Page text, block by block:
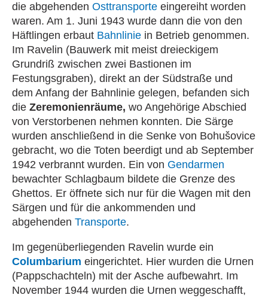
die abgehenden Osttransporte eingereiht worden
waren. Am 1. Juni 1943 wurde dann die von den
Häftlingen erbaut Bahnlinie in Betrieb genommen.
Im Ravelin (Bauwerk mit meist dreieckigem
Grundriß zwischen zwei Bastionen im
Festungsgraben), direkt an der Südstraße und
dem Anfang der Bahnlinie gelegen, befanden sich
die Zeremonienräume, wo Angehörige Abschied
von Verstorbenen nehmen konnten. Die Särge
wurden anschließend in die Senke von Bohušovice
gebracht, wo die Toten beerdigt und ab September
1942 verbrannt wurden. Ein von Gendarmen
bewachter Schlagbaum bildete die Grenze des
Ghettos. Er öffnete sich nur für die Wagen mit den
Särgen und für die ankommenden und
abgehenden Transporte.
Im gegenüberliegenden Ravelin wurde ein
Columbarium eingerichtet. Hier wurden die Urnen
(Pappschachteln) mit der Asche aufbewahrt. Im
November 1944 wurden die Urnen weggeschafft,